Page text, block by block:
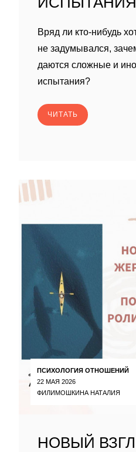
Вряд ли кто-нибудь
не задумывался,
даются сложные и
испытания?
ЧИТАТЬ
ПСИХОЛОГИЯ ОТНОШЕНИЙ
22 МАЯ 2026
ФИЛИМОШКИНА НАТАЛИЯ
НОВЫЙ